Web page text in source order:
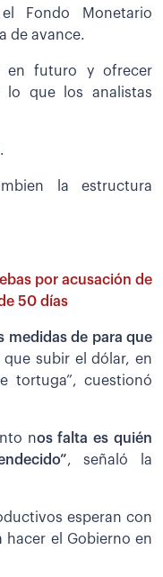
Fondo Monetario
de avance.
en futuro y ofrecer
lo que los analistas
la estructura
por acusación de
50 días
medidas de para que
subir el dólar, en
tortuga”, cuestionó
nos falta es quién
, señaló la
esperan con
el Gobierno en